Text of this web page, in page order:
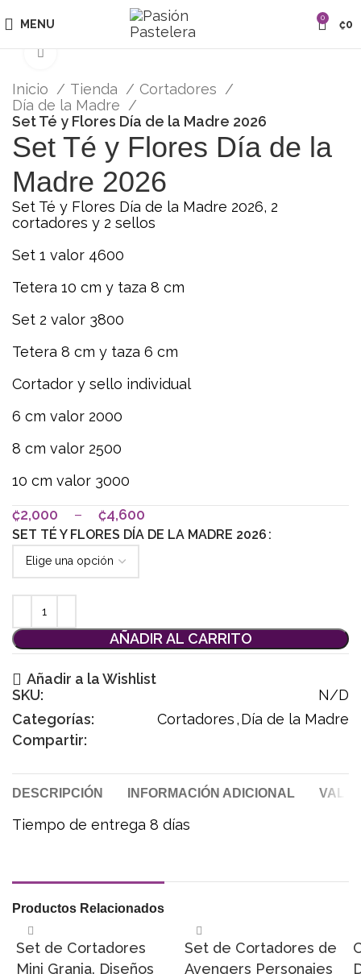
MENU 0 ₡0
Click para agrandar
Inicio Tienda
Cortadores
Día de la Madre
Set Té y Flores Día de la Madre 2026
Set Té y Flores Día de la
Madre 2026
Set Té y Flores Día de la Madre 2026, 2
cortadores y 2 sellos
Set 1 valor 4600
Tetera 10 cm y taza 8 cm
Set 2 valor 3800
Tetera 8 cm y taza 6 cm
Cortador y sello individual
6 cm valor 2000
8 cm valor 2500
10 cm valor 3000
₡2,000 – ₡4,600
SET TÉ Y FLORES DÍA DE LA MADRE 2026
AÑADIR AL CARRITO
Añadir a la Wishlist
SKU:
N/D
Categorías:
Cortadores,Día de la Madre
Compartir:
DESCRIPCIÓN INFORMACIÓN ADICIONAL
Tiempo de entrega 8 días
Productos Relacionados
Set de Cortadores
Mini Granja. Diseños
Set de Cortadores de
Avengers Personajes